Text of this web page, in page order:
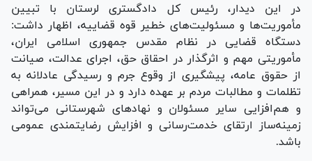
در این دیدار، رئیس کل دادگستری لرستان با تبیین
مأموریت‌ها و مسئولیت‌های خطیر قوه قضاییه، اظهار داشت:
دستگاه قضایی در نظام مقدس جمهوری اسلامی ایران،
مأموریتی مهم و اثرگذار در احقاق حق، اجرای عدالت، صیانت
از حقوق عامه، پیشگیری از وقوع جرم و رسیدگی عادلانه به
تظلمات و مطالبات مردم بر عهده دارد و در این مسیر، همراهی
و هم‌افزایی سایر مسئولان و نهاد‌های شهرستانی می‌تواند
زمینه‌ساز ارتقای خدمت‌رسانی و افزایش رضایتمندی عمومی
باشد.